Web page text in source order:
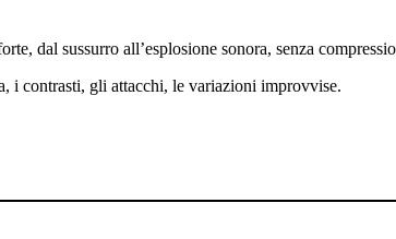
dal sussurro all’esplosione sonora, senza
i contrasti, gli attacchi, le variazioni improvvise.